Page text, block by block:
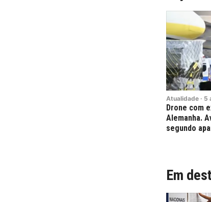
Atualidade · 5
Drone com
Alemanha.
segundo
Em